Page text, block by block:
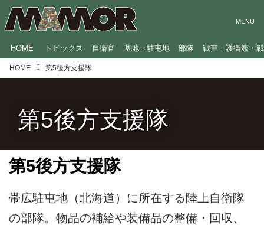
HOME トピックス 自衛官 基地・駐屯地 部隊 戦車・護衛艦・
HOME 第5後方支援隊
第5後方支援隊
第5後方支援隊
帯広駐屯地（北海道）に所在する陸上自衛隊
の部隊。物品の補給や装備品の整備・回収、